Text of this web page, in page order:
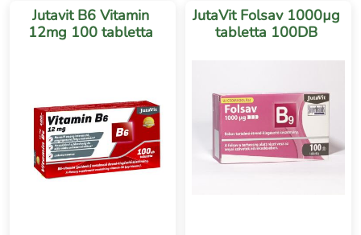
Jutavit B6 Vitamin
12mg 100 tabletta
JutaVit Folsav 1000µg
tabletta 100DB